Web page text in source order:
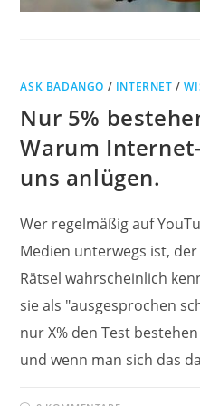
ASK BADANGO / INTERNET /
Nur 5%
Warum
uns anlügen.
Wer regelmäßig auf
Medien unterwegs ist,
Rätsel wahrscheinlich
sie als "ausgesprochen
nur X% den Test
und wenn man sich das